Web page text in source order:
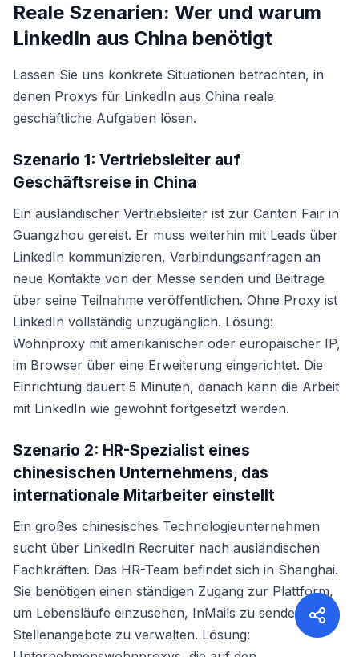
Reale Szenarien: Wer und warum
LinkedIn aus China benötigt
Lassen Sie uns konkrete Situationen betrachten, in
denen Proxys für LinkedIn aus China reale
geschäftliche Aufgaben lösen.
Szenario 1: Vertriebsleiter auf
Geschäftsreise in China
Ein ausländischer Vertriebsleiter ist zur Canton Fair in
Guangzhou gereist. Er muss weiterhin mit Leads über
LinkedIn kommunizieren, Verbindungsanfragen an
neue Kontakte von der Messe senden und Beiträge
über seine Teilnahme veröffentlichen. Ohne Proxy ist
LinkedIn vollständig unzugänglich. Lösung:
Wohnproxy mit amerikanischer oder europäischer IP,
im Browser über eine Erweiterung eingerichtet. Die
Einrichtung dauert 5 Minuten, danach kann die Arbeit
mit LinkedIn wie gewohnt fortgesetzt werden.
Szenario 2: HR-Spezialist eines
chinesischen Unternehmens, das
internationale Mitarbeiter einstellt
Ein großes chinesisches Technologieunternehmen
sucht über LinkedIn Recruiter nach ausländischen
Fachkräften. Das HR-Team befindet sich in Shanghai.
Sie benötigen einen ständigen Zugang zur Plattform,
um Lebensläufe einzusehen, InMails zu senden und
Stellenangebote zu verwalten. Lösung: